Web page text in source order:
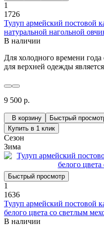
1
1726
Тулуп армейский постовой
натуральной нагольной
В наличии
Для холодного времени
для верхней одежды
9 500 р.
В корзину
Быстрый
Купить в 1 клик
Сезон
Зима
Быстрый просмотр
1
1636
Тулуп армейский постовой
белого цвета со светлым
В наличии